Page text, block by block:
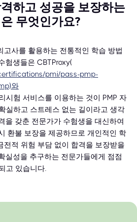
하고 성공을 보장하는
무엇인가요?
고사를 활용하는 전통적인 학습 방법
험생들은 CBTProxy(
pmi/pass-pmp-
와
시험 서비스를 이용하는 것이 PMP 자
실하고 스트레스 없는 길이라고 생각
을 갖춘 전문가가 수험생을 대신하여
환불 보장을 제공하므로 개인적인 학
전적 위험 부담 없이 합격을 보장받을
실성을 추구하는 전문가들에게 점점
고 있습니다.